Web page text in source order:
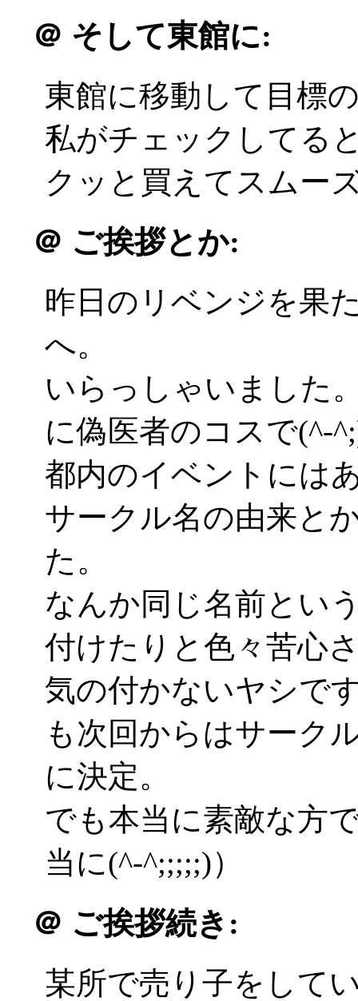
＠ そして東館に:
東館に移動して目標
私がチェックしてる
クッと買えてスムー
＠ ご挨拶とか:
昨日のリベンジを果
へ。
いらっしゃいました
に偽医者のコスで(^-
都内のイベントには
サークル名の由来と
た。
なんか同じ名前とい
付けたりと色々苦心
気の付かないヤシで
も次回からはサーク
に決定。
でも本当に素敵な方
当に(^-^;;;;;)）
＠ ご挨拶続き:
某所で売り子をして